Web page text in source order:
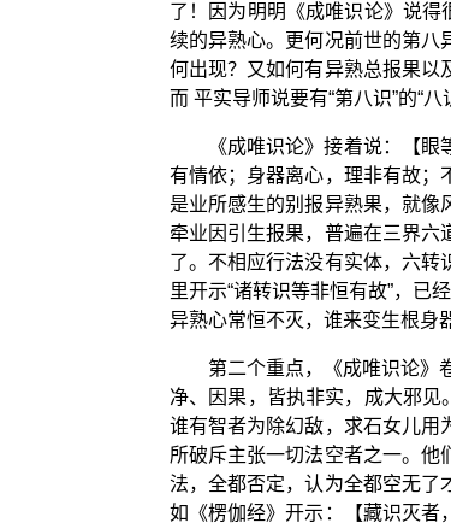
了！因为明明《成唯识论》说得
续的异熟心。更何况前世的第八
何出现？又如何有异熟总报果以
而 平实导师说要有“第八识”的“
《成唯识论》接着说：【
有情依；身器离心，理非有故；
是业所感生的别报异熟果，就像
牵业因引生报果，普遍在三界六
了。不相应行法没有实体，六
里开示“诸转识等非恒有故”，已
异熟心常恒不灭，谁来变生根身
第二个重点，《成唯识论》
净、因果，皆执非实，成大邪见
谁有智者为除幻敌，求石女儿用
所破斥主张一切法空者之一。他
法，全都否定，认为全都空无了
如《楞伽经》开示：【藏识灭者